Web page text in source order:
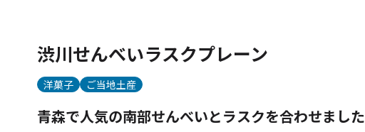
渋川せんべいラスクプレーン
洋菓子 ご当地土産
青森で人気の南部せんべいとラスクを合わせました